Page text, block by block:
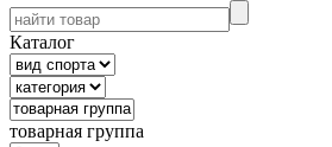
Каталог
товарная группа